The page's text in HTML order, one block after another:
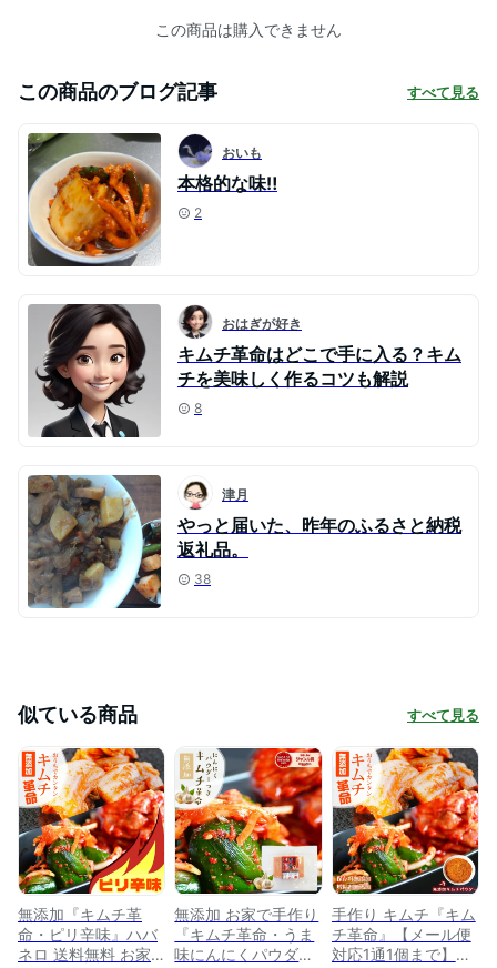
この商品は購入できません
この商品のブログ記事 すべて見る
おいも
本格的な味‼︎
2
おはぎが好き
キムチ革命はどこで手に入る？キム
チを美味しく作るコツも解説
8
津月
やっと届いた、昨年のふるさと納税
返礼品。
38
似ている商品 すべて見る
無添加『キムチ革
命・ピリ辛味』ハバ
ネロ 送料無料 お家
無添加 お家で手作り
『キムチ革命・うま
味にんにくパウダー
手作り キムチ『キム
チ革命』【メール便
対応1通1個まで】送